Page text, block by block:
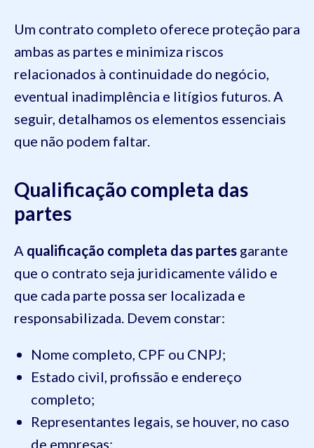
Um contrato completo oferece proteção para
ambas as partes e minimiza riscos
relacionados à continuidade do negócio,
eventual inadimplência e litígios futuros. A
seguir, detalhamos os elementos essenciais
que não podem faltar.
Qualificação completa das
partes
A qualificação completa das partes garante
que o contrato seja juridicamente válido e
que cada parte possa ser localizada e
responsabilizada. Devem constar:
Nome completo, CPF ou CNPJ;
Estado civil, profissão e endereço
completo;
Representantes legais, se houver, no caso
de empresas;